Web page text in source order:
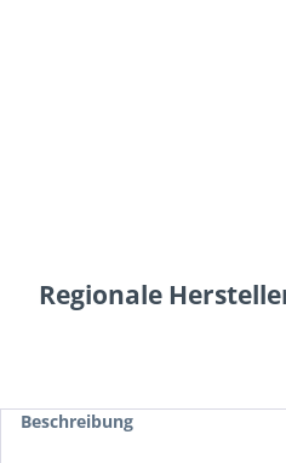
Regionale
Beschreibung